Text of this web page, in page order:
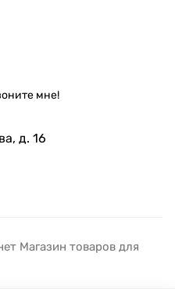
мне!
д. 16
Магазин товаров для